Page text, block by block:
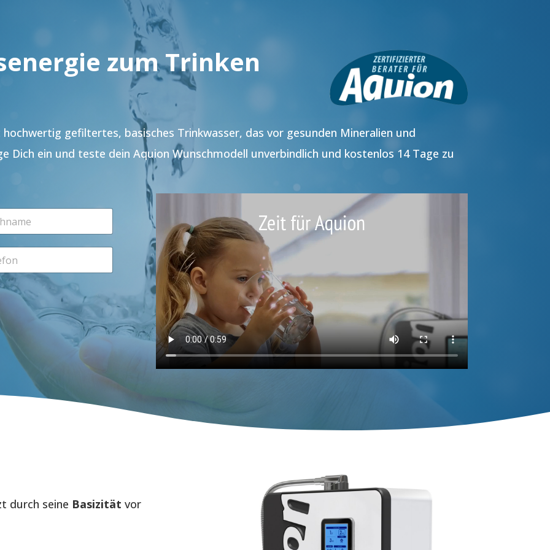
zum Trinken
gefiltertes, basisches Trinkwasser, das vor gesunden Mineralien und
Dich ein und teste dein Aquion Wunschmodell unverbindlich und kostenlos 14 Tage zu
durch seine Basizitätvor